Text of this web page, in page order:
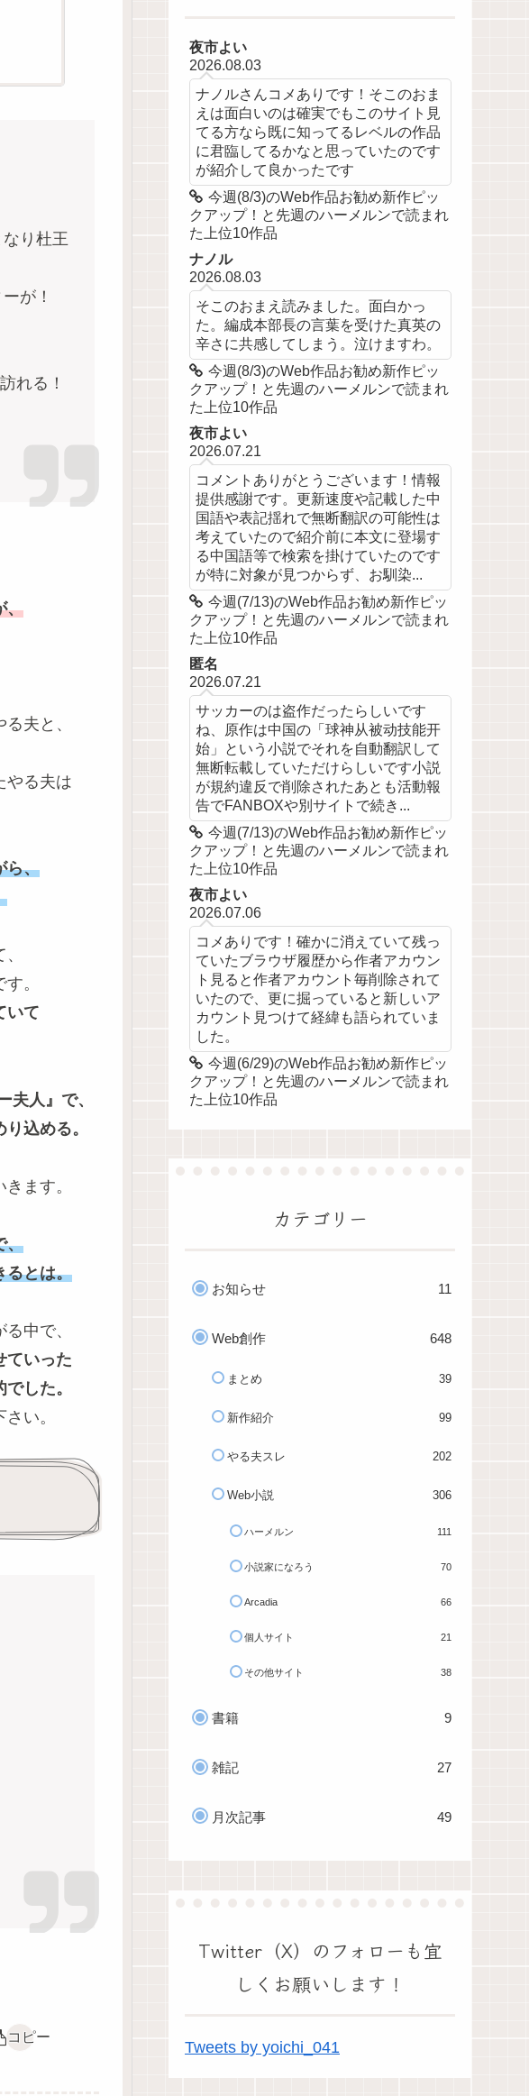
り杜王
ーが！
れる！
、
夫と、
やる夫は
ら、
。
いて
夫人』で、
込める。
ます。
、
るとは。
中で、
ていった
した。
い。
コピー
夜市よい
2026.08.03
ナノルさんコメありです！そこのおま
えは面白いのは確実でもこのサイト見
てる方なら既に知ってるレベルの作品
に君臨してるかなと思っていたのです
が紹介して良かったです
今週(8/3)のWeb作品お勧め新作ピッ
クアップ！と先週のハーメルンで読まれ
た上位10作品
ナノル
2026.08.03
そこのおまえ読みました。面白かっ
た。編成本部長の言葉を受けた真英の
辛さに共感してしまう。泣けますわ。
今週(8/3)のWeb作品お勧め新作ピッ
クアップ！と先週のハーメルンで読まれ
た上位10作品
夜市よい
2026.07.21
コメントありがとうございます！情報
提供感謝です。更新速度や記載した中
国語や表記揺れで無断翻訳の可能性は
考えていたので紹介前に本文に登場す
る中国語等で検索を掛けていたのです
が特に対象が見つからず、お馴染...
今週(7/13)のWeb作品お勧め新作ピッ
クアップ！と先週のハーメルンで読まれ
た上位10作品
匿名
2026.07.21
サッカーのは盗作だったらしいです
ね、原作は中国の「球神从被动技能开
始」という小説でそれを自動翻訳して
無断転載していただけらしいです小説
が規約違反で削除されたあとも活動報
告でFANBOXや別サイトで続き...
今週(7/13)のWeb作品お勧め新作ピッ
クアップ！と先週のハーメルンで読まれ
た上位10作品
夜市よい
2026.07.06
コメありです！確かに消えていて残っ
ていたブラウザ履歴から作者アカウン
ト見ると作者アカウント毎削除されて
いたので、更に掘っていると新しいア
カウント見つけて経緯も語られていま
した。
今週(6/29)のWeb作品お勧め新作ピッ
クアップ！と先週のハーメルンで読まれ
た上位10作品
カテゴリー
お知らせ 11
Web創作 648
まとめ 39
新作紹介 99
やる夫スレ 202
Web小説 306
ハーメルン 111
小説家になろう 70
Arcadia 66
個人サイト 21
その他サイト 38
書籍 9
雑記 27
月次記事 49
Twitter（X）のフォローも宜
しくお願いします！
Tweets by yoichi_041